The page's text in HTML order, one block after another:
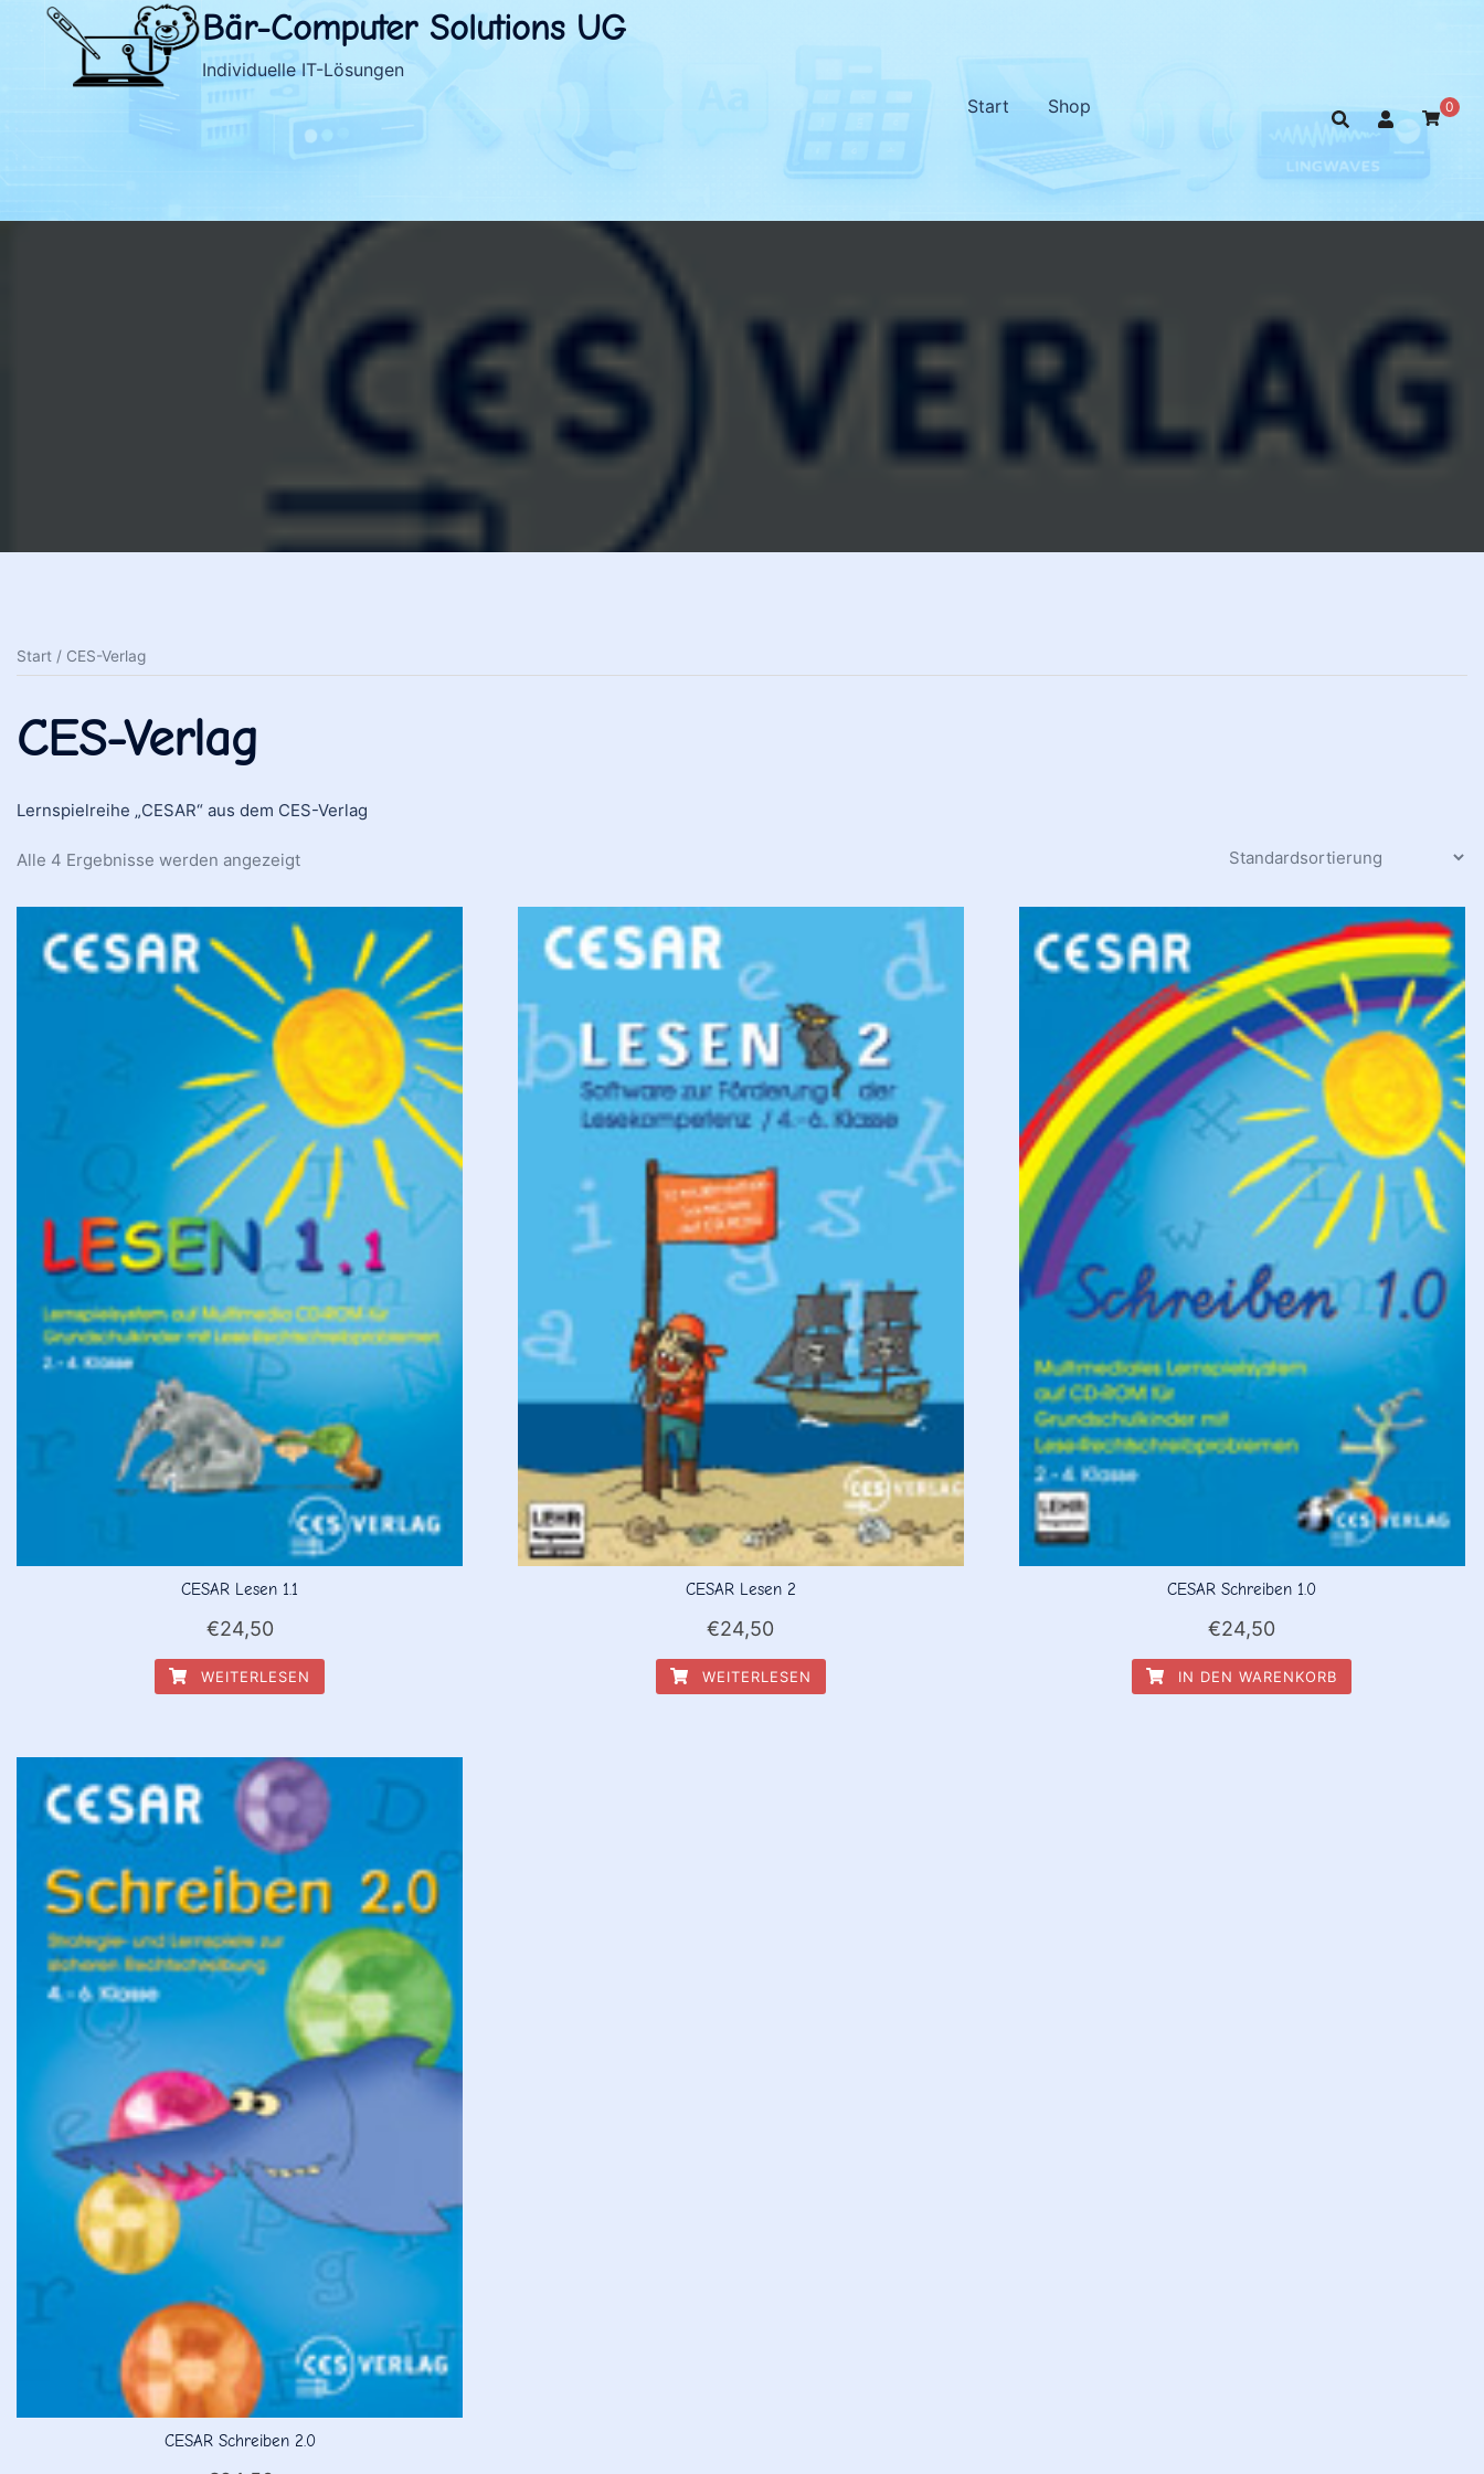
Bär-Computer Solutions UG
Individuelle IT-Lösungen
Start
Shop 0
Start / CES-Verlag
CES-Verlag
Lernspielreihe „CESAR“ aus dem CES-Verlag
Alle 4 Ergebnisse werden angezeigt
CESAR Lesen 1.1
€24,50
WEITERLESEN
CESAR Lesen 2
€24,50
WEITERLESEN
CESAR Schreiben 1.0
€24,50
IN DEN WARENKORB
CESAR Schreiben 2.0